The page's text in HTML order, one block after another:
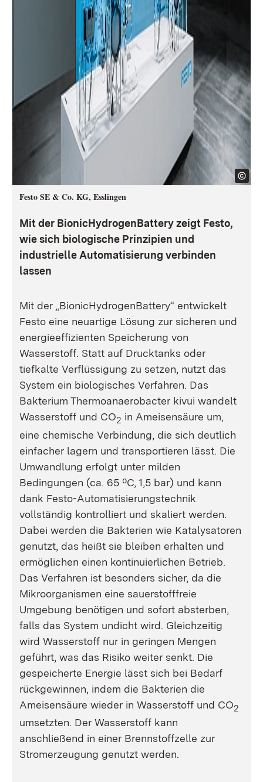
Festo SE & Co. KG, Esslingen
Mit der BionicHydrogenBattery zeigt Festo,
wie sich biologische Prinzipien und
industrielle Automatisierung verbinden
lassen
Mit der „BionicHydrogenBattery“ entwickelt
Festo eine neuartige Lösung zur sicheren und
energieeffizienten Speicherung von
Wasserstoff. Statt auf Drucktanks oder
tiefkalte Verflüssigung zu setzen, nutzt das
System ein biologisches Verfahren. Das
Bakterium Thermoanaerobacter kivui wandelt
Wasserstoff und CO2 in Ameisensäure um,
eine chemische Verbindung, die sich deutlich
einfacher lagern und transportieren lässt. Die
Umwandlung erfolgt unter milden
Bedingungen (ca. 65 ºC, 1,5 bar) und kann
dank Festo-Automatisierungstechnik
vollständig kontrolliert und skaliert werden.
Dabei werden die Bakterien wie Katalysatoren
genutzt, das heißt sie bleiben erhalten und
ermöglichen einen kontinuierlichen Betrieb.
Das Verfahren ist besonders sicher, da die
Mikroorganismen eine sauerstofffreie
Umgebung benötigen und sofort absterben,
falls das System undicht wird. Gleichzeitig
wird Wasserstoff nur in geringen Mengen
geführt, was das Risiko weiter senkt. Die
gespeicherte Energie lässt sich bei Bedarf
rückgewinnen, indem die Bakterien die
Ameisensäure wieder in Wasserstoff und CO2
umsetzten. Der Wasserstoff kann
anschließend in einer Brennstoffzelle zur
Stromerzeugung genutzt werden.